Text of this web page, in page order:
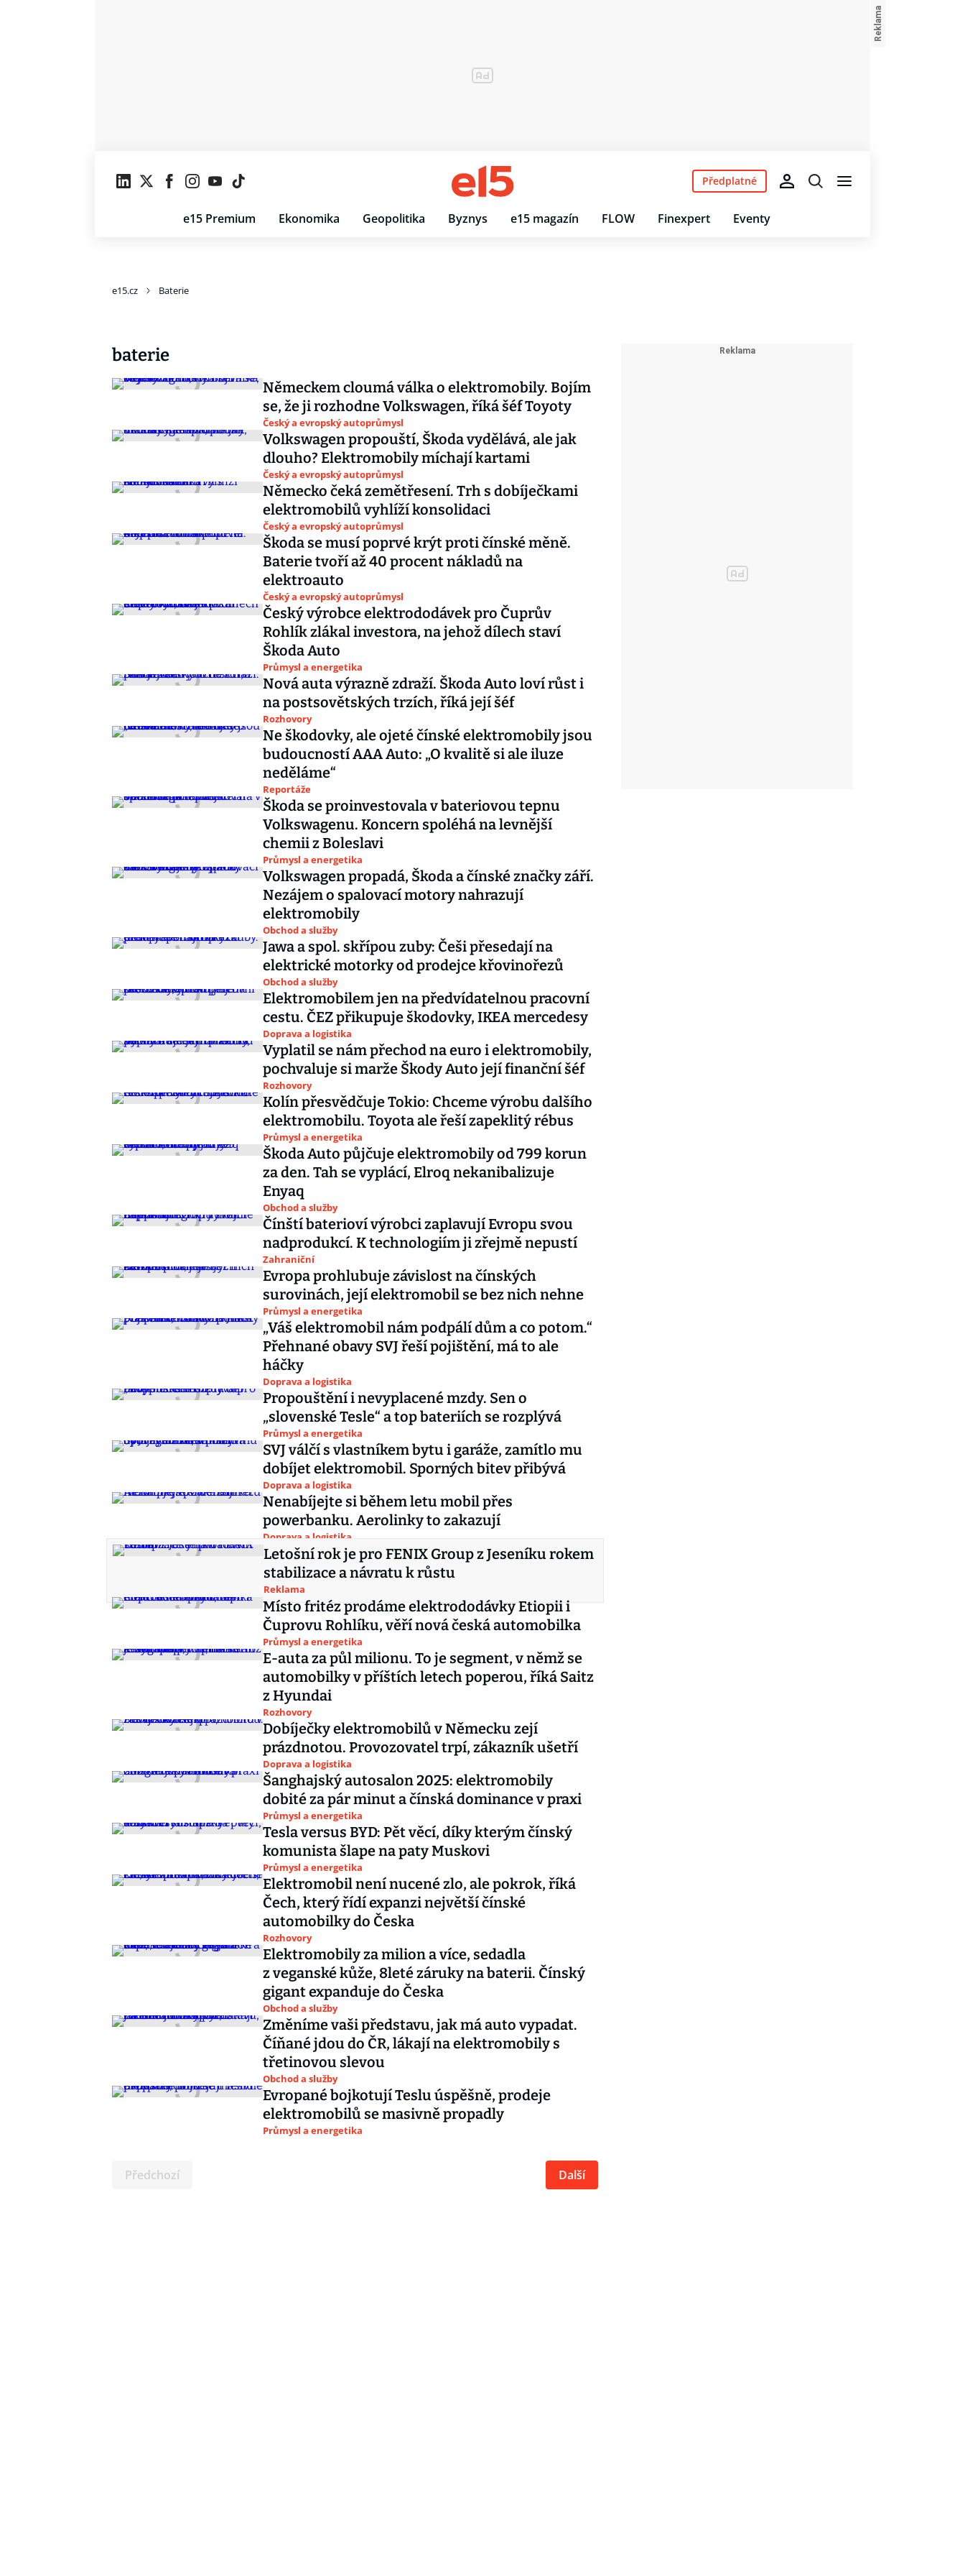
e15 Premium Ekonomika Geopolitika Byznys e15 magazín FLOW Finexpert Eventy
Předplatné
e15.cz Baterie
baterie
Německem cloumá válka o elektromobily. Bojím
se, že ji rozhodne Volkswagen, říká šéf Toyoty
Český a evropský autoprůmysl
Volkswagen propouští, Škoda vydělává, ale jak
dlouho? Elektromobily míchají kartami
Český a evropský autoprůmysl
Německo čeká zemětřesení. Trh s dobíječkami
elektromobilů vyhlíží konsolidaci
Český a evropský autoprůmysl
Škoda se musí poprvé krýt proti čínské měně.
Baterie tvoří až 40 procent nákladů na
elektroauto
Český a evropský autoprůmysl
Český výrobce elektrododávek pro Čuprův
Rohlík zlákal investora, na jehož dílech staví
Škoda Auto
Průmysl a energetika
Nová auta výrazně zdraží. Škoda Auto loví růst i
na postsovětských trzích, říká její šéf
Rozhovory
Ne škodovky, ale ojeté čínské elektromobily jsou
budoucností AAA Auto: „O kvalitě si ale iluze
neděláme“
Reportáže
Škoda se proinvestovala v bateriovou tepnu
Volkswagenu. Koncern spoléhá na levnější
chemii z Boleslavi
Průmysl a energetika
Volkswagen propadá, Škoda a čínské značky září.
Nezájem o spalovací motory nahrazují
elektromobily
Obchod a služby
Jawa a spol. skřípou zuby: Češi přesedají na
elektrické motorky od prodejce křovinořezů
Obchod a služby
Elektromobilem jen na předvídatelnou pracovní
cestu. ČEZ přikupuje škodovky, IKEA mercedesy
Doprava a logistika
Vyplatil se nám přechod na euro i elektromobily,
pochvaluje si marže Škody Auto její finanční šéf
Rozhovory
Kolín přesvědčuje Tokio: Chceme výrobu dalšího
elektromobilu. Toyota ale řeší zapeklitý rébus
Průmysl a energetika
Škoda Auto půjčuje elektromobily od 799 korun
za den. Tah se vyplácí, Elroq nekanibalizuje
Enyaq
Obchod a služby
Čínští baterioví výrobci zaplavují Evropu svou
nadprodukcí. K technologiím ji zřejmě nepustí
Zahraniční
Evropa prohlubuje závislost na čínských
surovinách, její elektromobil se bez nich nehne
Průmysl a energetika
„Váš elektromobil nám podpálí dům a co potom.“
Přehnané obavy SVJ řeší pojištění, má to ale
háčky
Doprava a logistika
Propouštění i nevyplacené mzdy. Sen o
„slovenské Tesle“ a top bateriích se rozplývá
Průmysl a energetika
SVJ válčí s vlastníkem bytu i garáže, zamítlo mu
dobíjet elektromobil. Sporných bitev přibývá
Doprava a logistika
Nenabíjejte si během letu mobil přes
powerbanku. Aerolinky to zakazují
Doprava a logistika
Letošní rok je pro FENIX Group z Jeseníku rokem
stabilizace a návratu k růstu
Reklama
Místo fritéz prodáme elektrododávky Etiopii i
Čuprovu Rohlíku, věří nová česká automobilka
Průmysl a energetika
E-auta za půl milionu. To je segment, v němž se
automobilky v příštích letech poperou, říká Saitz
z Hyundai
Rozhovory
Dobíječky elektromobilů v Německu zejí
prázdnotou. Provozovatel trpí, zákazník ušetří
Doprava a logistika
Šanghajský autosalon 2025: elektromobily
dobité za pár minut a čínská dominance v praxi
Průmysl a energetika
Tesla versus BYD: Pět věcí, díky kterým čínský
komunista šlape na paty Muskovi
Průmysl a energetika
Elektromobil není nucené zlo, ale pokrok, říká
Čech, který řídí expanzi největší čínské
automobilky do Česka
Rozhovory
Elektromobily za milion a více, sedadla
z veganské kůže, 8leté záruky na baterii. Čínský
gigant expanduje do Česka
Obchod a služby
Změníme vaši představu, jak má auto vypadat.
Číňané jdou do ČR, lákají na elektromobily s
třetinovou slevou
Obchod a služby
Evropané bojkotují Teslu úspěšně, prodeje
elektromobilů se masivně propadly
Průmysl a energetika
Předchozí Další